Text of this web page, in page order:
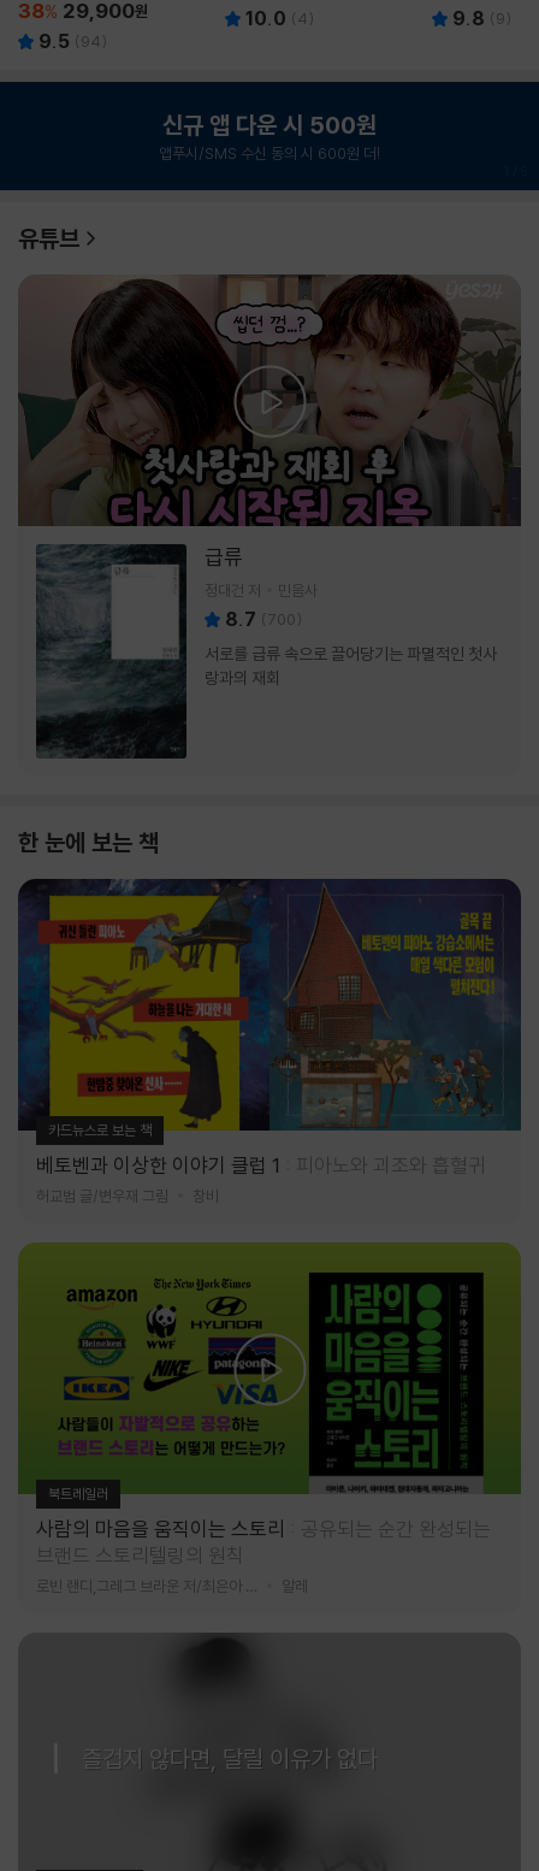
38% 29,900원
9.5 (94)
10.0 (4) 9.8 (9)
신규 앱 다운 시 500원
앱푸시/SMS 수신 동의 시 600원 더!
유튜브
급류
정대건 저 민음사
8.7 (700)
서로를 급류 속으로 끌어당기는 파멸적인 첫사
랑과의 재회
한 눈에 보는 책
카드뉴스로 보는 책
베토벤과 이상한 이야기 클럽 1 피아노와 괴조와 흡혈귀
허교범 글/변우재 그림 창비
북트레일러
사람의 마음을 움직이는 스토리
공유되는 순간 완성되는
브랜드 스토리텔링의 원칙
알레
즐겁지 않다면, 달릴 이유가 없다